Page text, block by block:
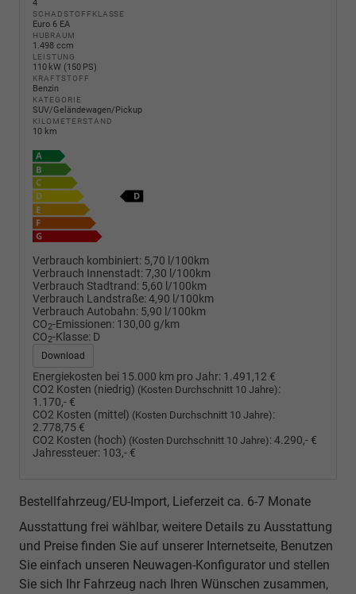
4
SCHADSTOFFKLASSE
Euro 6 EA
HUBRAUM
1.498 ccm
LEISTUNG
110 kW (150 PS)
KRAFTSTOFF
Benzin
KATEGORIE
SUV/Geländewagen/Pickup
KILOMETERSTAND
10 km
Verbrauch kombiniert: 5,70 l/100km
Verbrauch Innenstadt:7,30 l/100km
Verbrauch Stadtrand: 5,60 l/100km
Verbrauch Landstraße:4,90 l/100km
Verbrauch Autobahn: 5,90 l/100km
CO2-Emissionen: 130,00 g/km
CO2-Klasse: D
Download
Energiekosten bei 15.000 km pro Jahr: 1.491,12 €
CO2 Kosten (niedrig) (Kosten Durchschnitt 10 Jahre):
1.170,- €
CO2 Kosten (mittel) (Kosten Durchschnitt 10 Jahre):
2.778,75 €
CO2 Kosten (hoch) (Kosten Durchschnitt 10 Jahre):4.290,- €
Jahressteuer: 103,- €
Bestellfahrzeug/EU-Import, Lieferzeit ca. 6-7 Monate
Ausstattung frei wählbar, weitere Details zu Ausstattung
und Preise finden Sie auf unserer Internetseite, Benutzen
Sie einfach unseren Neuwagen-Konfigurator und stellen
Sie sich Ihr Fahrzeug nach Ihren Wünschen zusammen,